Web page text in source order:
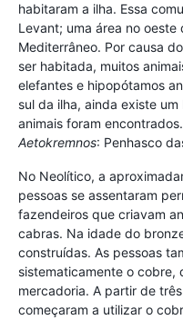
habitaram a ilha. Essa
Levant; uma área no
Mediterrâneo. Por causa
ser habitada, muitos
elefantes e hipopótamos
sul da ilha, ainda existe
animais foram
Aetokremnos: Penhasco
No Neolítico, a
pessoas se assentaram
fazendeiros que criavam
cabras. Na idade do
construídas. As pessoas
sistematicamente o cobre,
mercadoria. A partir de
começaram a utilizar o